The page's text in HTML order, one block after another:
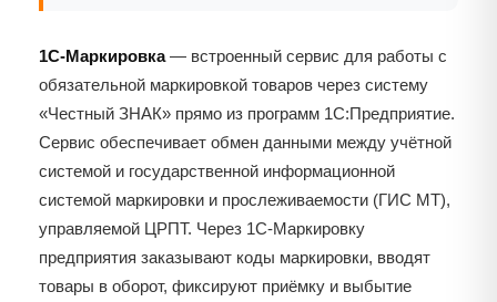
1С-Маркировка— встроенный сервис для работы с
обязательной маркировкой товаров через систему
«Честный ЗНАК» прямо из программ 1С:Предприятие.
Сервис обеспечивает обмен данными между учётной
системой и государственной информационной
системой маркировки и прослеживаемости (ГИС МТ),
управляемой ЦРПТ. Через 1С-Маркировку
предприятия заказывают коды маркировки, вводят
товары в оборот, фиксируют приёмку и выбытие